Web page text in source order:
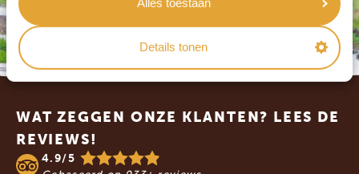
Alles toestaan
Details tonen
Footer
WAT ZEGGEN ONZE KLANTEN? LEES DE
REVIEWS!
4.9/5